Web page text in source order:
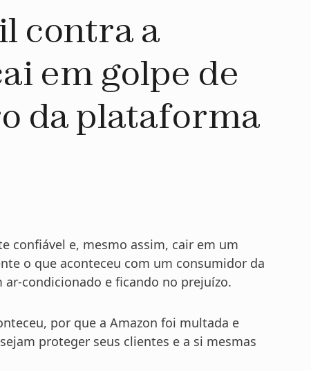
contra a
em golpe de
da plataforma
confiável e, mesmo assim, cair em um
o que aconteceu com um consumidor da
ar-condicionado e ficando no prejuízo.
por que a Amazon foi multada e
proteger seus clientes e a si mesmas